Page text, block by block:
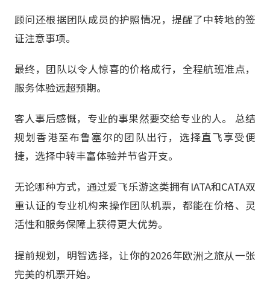
顾问还根据团队成员的护照情况，提醒了中转地的签
证注意事项。
最终，团队以令人惊喜的价格成行，全程航班准点，
服务体验远超预期。
客人事后感慨，专业的事果然要交给专业的人。 总结
规划香港至布鲁塞尔的团队出行，选择直飞享受便
捷，选择中转丰富体验并节省开支。
无论哪种方式，通过爱飞乐游这类拥有IATA和CATA双
重认证的专业机构来操作团队机票，都能在价格、灵
活性和服务保障上获得更大优势。
提前规划，明智选择，让你的2026年欧洲之旅从一张
完美的机票开始。